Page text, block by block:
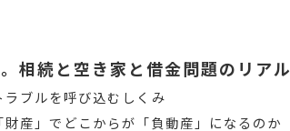
相続と空き家と借金問題のリアル
ブルを呼び込むしくみ
産」でどこからが「負動産」になるのか